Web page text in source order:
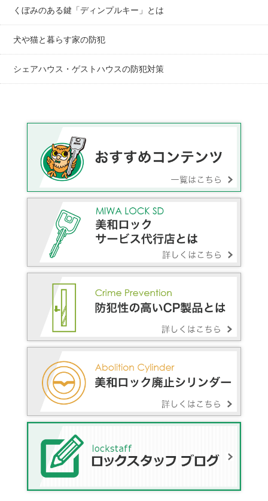
くぼみのある鍵「ディンプルキー」とは
犬や猫と暮らす家の防犯
シェアハウス・ゲストハウスの防犯対策